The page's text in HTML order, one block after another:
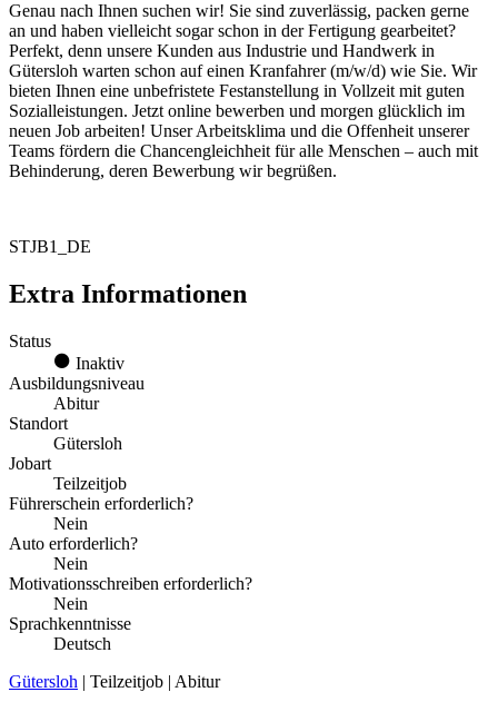
Genau nach Ihnen suchen wir! Sie sind zuverlässig, packen gerne
an und haben vielleicht sogar schon in der Fertigung gearbeitet?
Perfekt, denn unsere Kunden aus Industrie und Handwerk in
Gütersloh warten schon auf einen Kranfahrer (m/w/d) wie Sie. Wir
bieten Ihnen eine unbefristete Festanstellung in Vollzeit mit guten
Sozialleistungen. Jetzt online bewerben und morgen glücklich im
neuen Job arbeiten! Unser Arbeitsklima und die Offenheit unserer
Teams fördern die Chancengleichheit für alle Menschen – auch mit
Behinderung, deren Bewerbung wir begrüßen.
STJB1_DE
Extra Informationen
Status
Inaktiv
Ausbildungsniveau
Abitur
Standort
Gütersloh
Jobart
Teilzeitjob
Führerschein erforderlich?
Nein
Auto erforderlich?
Nein
Motivationsschreiben erforderlich?
Nein
Sprachkenntnisse
Deutsch
Gütersloh | Teilzeitjob | Abitur